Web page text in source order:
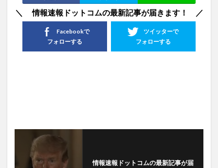
＼ 情報速報ドットコムの最新記事が届きます！ ／
ツイッターで
フォローする
Facebookで
フォローする
情報速報ドットコムの最新記事が届